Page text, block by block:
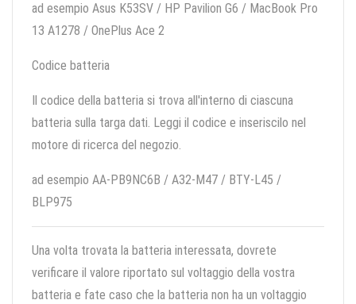
ad esempio Asus K53SV / HP Pavilion G6 / MacBook Pro
13 A1278 / OnePlus Ace 2
Codice batteria
Il codice della batteria si trova all'interno di ciascuna
batteria sulla targa dati. Leggi il codice e inseriscilo nel
motore di ricerca del negozio.
ad esempio AA-PB9NC6B / A32-M47 / BTY-L45 /
BLP975
Una volta trovata la batteria interessata, dovrete
verificare il valore riportato sul voltaggio della vostra
batteria e fate caso che la batteria non ha un voltaggio